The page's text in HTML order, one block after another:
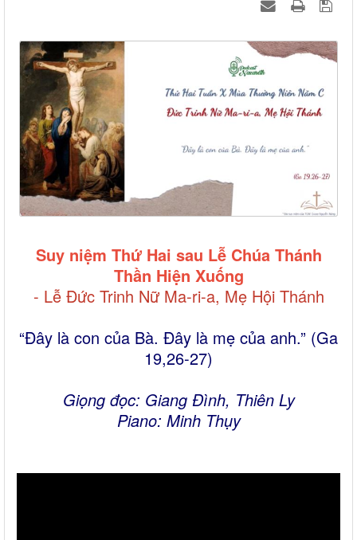
Suy niệm Thứ Hai sau Lễ Chúa Thánh
Thần Hiện Xuống
- Lễ Đức Trinh Nữ Ma-ri-a, Mẹ Hội Thánh
“Đây là con của Bà. Đây là mẹ của anh.” (Ga
19,26-27)
Giọng đọc: Giang Đình, Thiên Ly
Piano: Minh Thụy